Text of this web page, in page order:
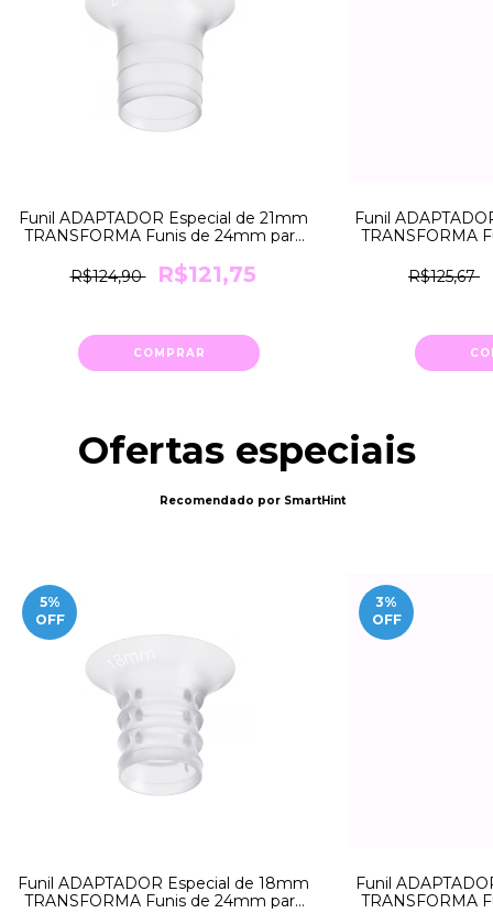
Funil ADAPTADOR Especial de 21mm
TRANSFORMA Funis de 24mm para
R$124,90
R$121,75
COMPRAR
Funil
TRANSFORMA
R$125,67
Ofertas especiais
Recomendado por SmartHint
5%
OFF
Funil ADAPTADOR Especial de 18mm
TRANSFORMA Funis de 24mm para
3%
OFF
Funil
TRANSFORMA